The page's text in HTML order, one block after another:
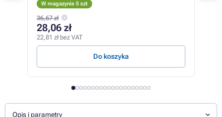
W magazynie 5 szt
36,67 zł
28,06 zł
22,81 zł bez VAT
Do koszyka
Opis i parametry